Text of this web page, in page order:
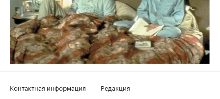
Контактная информация
Редакция